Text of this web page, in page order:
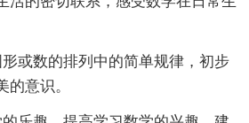
或数的排列中的简单规律，初步
的意识。